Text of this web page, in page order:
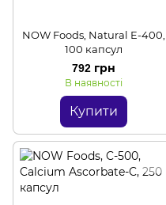
NOW Foods, Natural E-400,
100 капсул
792 грн
В наявності
Купити